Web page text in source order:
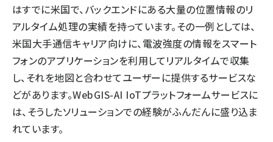
はすでに米国で、バックエンドにある大量の位置情報のリ
アルタイム処理の実績を持っています。その一例としては、
米国大手通信キャリア向けに、電波強度の情報をスマート
フォンのアプリケーションを利用してリアルタイムで収集
し、それを地図と合わせてユーザーに提供するサービスな
どがあります。WebGIS-AI IoTプラットフォームサービスに
は、そうしたソリューションでの経験がふんだんに盛り込ま
れています。